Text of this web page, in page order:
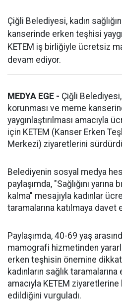
Çiğli Belediyesi, kadın
kanserinde erken teşhisi
KETEM iş birliğiyle ücretsiz
devam ediyor.
MEDYA EGE - Çiğli Belediyesi,
korunması ve meme
yaygınlaştırılması amacıyla
için KETEM (Kanser Erken
Merkezi) ziyaretlerini
Belediyenin sosyal medya
paylaşımda, "Sağlığını yarına
kalma" mesajıyla kadınlar
taramalarına katılmaya davet
Paylaşımda, 40-69 yaş
mamografi hizmetinden
erken teşhisin önemine
kadınların sağlık
amacıyla KETEM
edildiğini vurguladı.